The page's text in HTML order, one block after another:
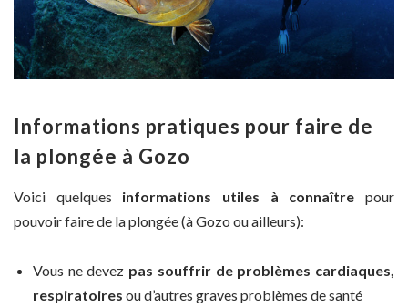
Informations pratiques pour faire de
la plongée à Gozo
Voici quelques informations utiles à connaître pour
pouvoir faire de la plongée (à Gozo ou ailleurs):
Vous ne devez pas souffrir de problèmes cardiaques,
respiratoires ou d’autres graves problèmes de santé